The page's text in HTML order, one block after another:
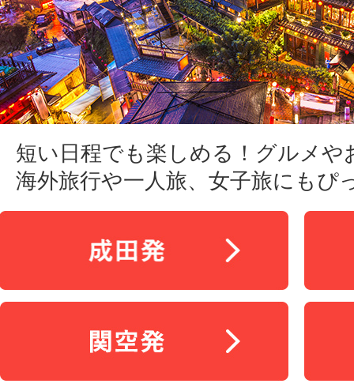
短い日程でも楽しめる！グルメや
海外旅行や一人旅、女子旅にもぴ